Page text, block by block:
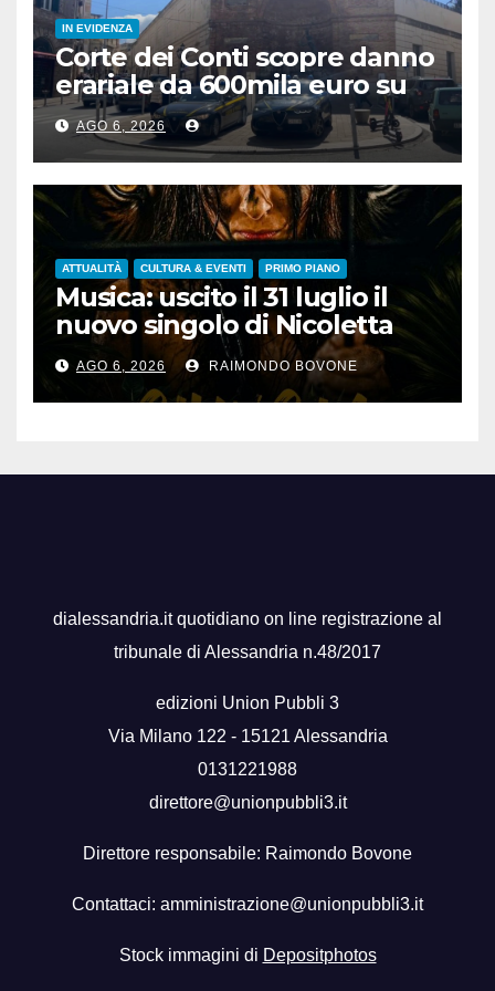
IN EVIDENZA
Corte dei Conti scopre danno
erariale da 600mila euro su
depuratori in Calabria
AGO 6, 2026
ATTUALITÀ CULTURA & EVENTI PRIMO PIANO
Musica: uscito il 31 luglio il
nuovo singolo di Nicoletta
Pedrini, ‘Giungla’
AGO 6, 2026 RAIMONDO BOVONE
dialessandria.it quotidiano on line registrazione al
tribunale di Alessandria n.48/2017
edizioni Union Pubbli 3
Via Milano 122 - 15121 Alessandria
0131221988
direttore@unionpubbli3.it
Direttore responsabile: Raimondo Bovone
Contattaci: amministrazione@unionpubbli3.it
Stock immagini di Depositphotos